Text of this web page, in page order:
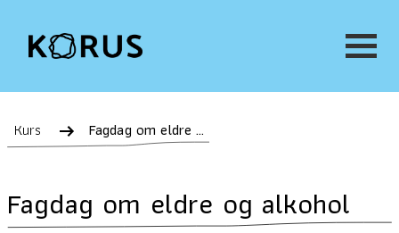
Kurs Fagdag om eldre og alkohol
Fagdag om eldre og alkohol